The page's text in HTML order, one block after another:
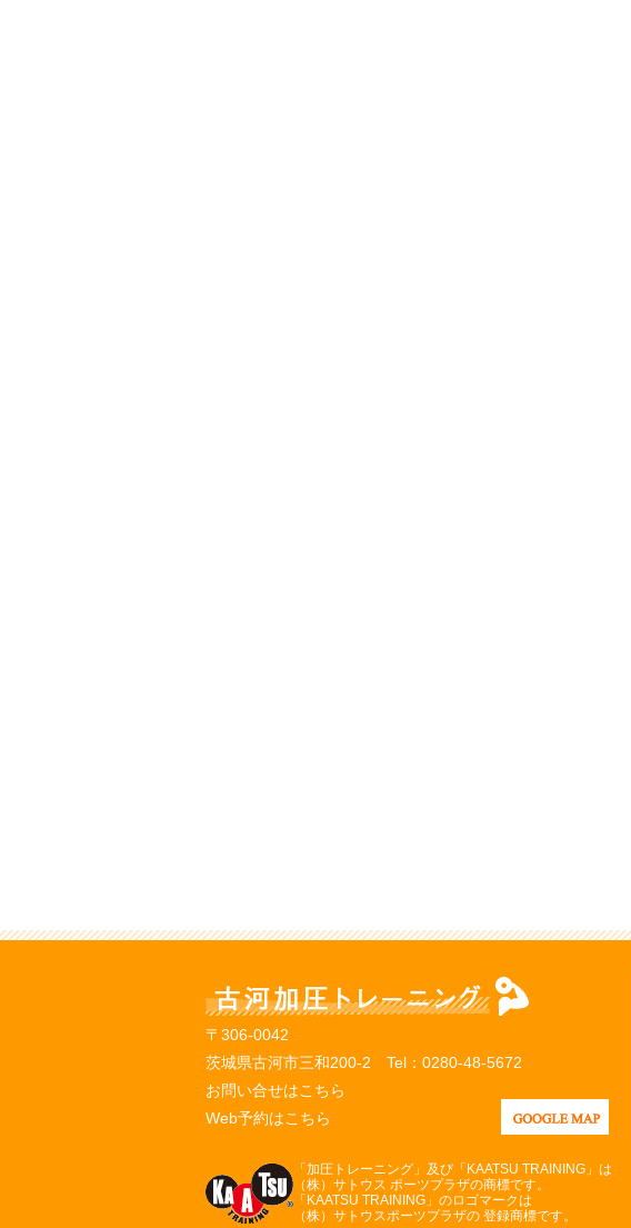
〒306-0042
茨城県古河市三和200-2 Tel： 0280-48-5672
お問い合せはこちら
Web予約はこちら
「加圧トレーニング」及び「KAATSU TRAINING」は
（株）サトウス ポーツプラザの商標です。
「KAATSU TRAINING」のロゴマークは
（株）サトウスポーツプラザの 登録商標です。